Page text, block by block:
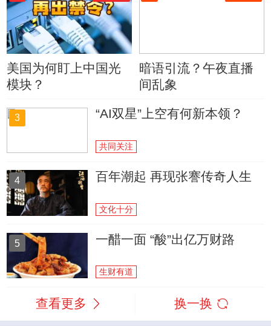
美国为何盯上中国光
模块？
暗语引流？午夜直播
间乱象
3 “AI双星”上空有何新本领？
共同关注
4 百年潮起 再现张謇传奇人生
文化十分
5 一醋一面 “酸”出亿万财路
生财有道
查看更多 换一换